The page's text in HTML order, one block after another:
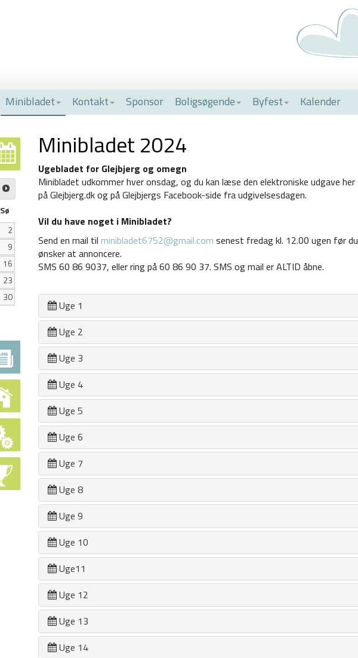
Minibladet Kontakt Sponsor Boligsøgende Byfest Kalender
Sø
2
9
16
23
30
Minibladet 2024
Ugebladet for Glejbjerg og omegn
Minibladet udkommer hver onsdag, og du kan læse den elektroniske udgave her
på Glejbjerg.dk og på Glejbjergs Facebook-side fra udgivelsesdagen.
Vil du have noget i Minibladet?
Send en mail til minibladet6752@gmail.com senest fredag kl. 12.00 ugen før du
ønsker at annoncere.
SMS 60 86 9037, eller ring på 60 86 90 37. SMS og mail er ALTID åbne.
Uge 1
Uge 2
Uge 3
Uge 4
Uge 5
Uge 6
Uge 7
Uge 8
Uge 9
Uge 10
Uge11
Uge 12
Uge 13
Uge 14